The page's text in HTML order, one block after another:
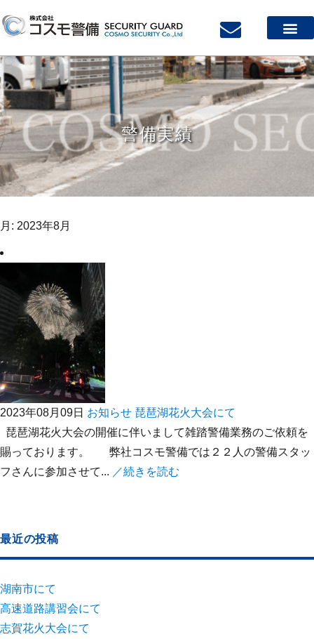
警備実績
月: 2023年8月
2023年08月09日 お知らせ 琵琶湖花火大会にて
琵琶湖花火大会の開催に伴いまして雑踏警備業務のご依頼を
賜っております。 弊社コスモ警備では２２人の警備スタッ
フさんに参加させて... ／続きを読む
最近の投稿
湖南市にて
高速道路講習会にて
志賀花火大会にて